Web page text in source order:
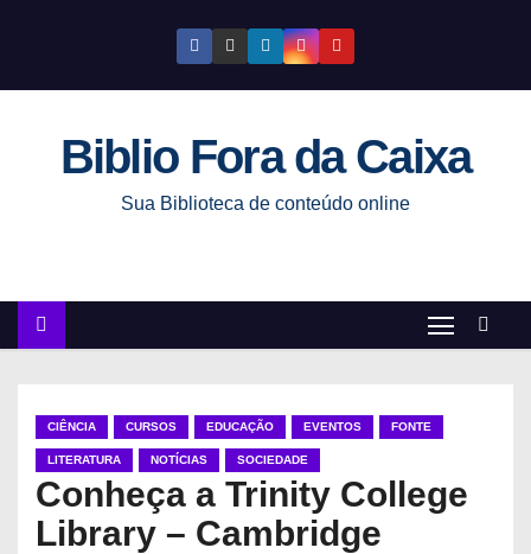
e
Biblio Fora da Caixa
Sua Biblioteca de conteúdo online
CIÊNCIA CURSOS EDUCAÇÃO EVENTOS FONTE
LITERATURA NOTÍCIAS SOCIEDADE
Conheça a Trinity College
Library – Cambridge